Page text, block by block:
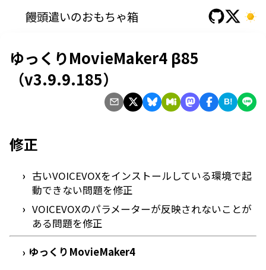
饅頭遣いのおもちゃ箱
ゆっくりMovieMaker4 β85
（v3.9.9.185）
B!
修正
古いVOICEVOXをインストールしている環境で起
動できない問題を修正
VOICEVOXのパラメーターが反映されないことが
ある問題を修正
› ゆっくりMovieMaker4